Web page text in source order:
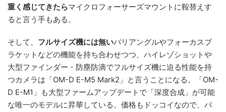
重く感じてきたらマイクロフォーサーズマウントに鞍替えす
ると言う手もある。
そして、 フルサイズ機には無いバリアングルやフォーカスブ
ラケットなどの機能を持ち合わせつつ、ハイレゾショットや
大型ファインダー・防塵防滴でフルサイズ機に迫る性能を持
つカメラは「OM-D E-M5 Mark2」と言うことになる。「OM-
D E-M1」も大型ファームアップデートで「深度合成」が可能
な唯一のモデルに昇華している。価格もドッコイなので、バ